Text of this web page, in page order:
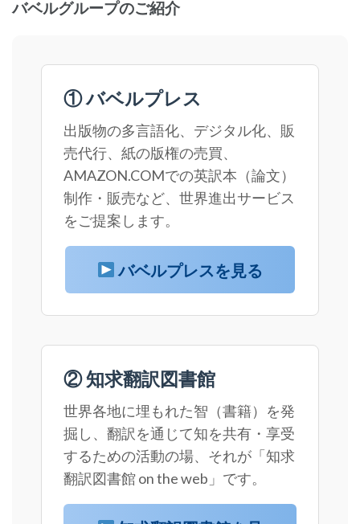
ョ
バベルグループのご紹介
① バベルプレス
出版物の多言語化、デジタル化、販
売代行、紙の版権の売買、
AMAZON.COMでの英訳本（論文）
制作・販売など、世界進出サービス
をご提案します。
バベルプレスを見る
② 知求翻訳図書館
世界各地に埋もれた智（書籍）を発
掘し、翻訳を通じて知を共有・享受
するための活動の場、それが「知求
翻訳図書館 on the web」です。